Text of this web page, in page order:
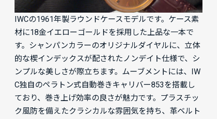
IWCの1961年製ラウンドケースモデルです。ケース素
材に18金イエローゴールドを採用した上品な一本で
す。シャンパンカラーのオリジナルダイヤルに、立体
的な楔インデックスが配されたノンデイト仕様で、シ
ンプルな美しさが際立ちます。ムーブメントには、IW
C独自のペラトン式自動巻きキャリバー853を搭載し
ており、巻き上げ効率の良さが魅力です。プラスチッ
ク風防を備えたクラシカルな雰囲気を持ち、革ベルト